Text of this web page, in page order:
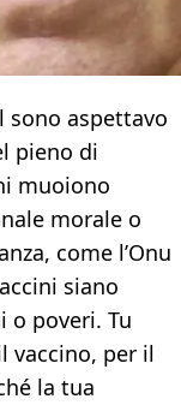
sono aspettavo
pieno di
muoiono
morale o
come l’Onu
siano
o poveri. Tu
vaccino, per il
la tua